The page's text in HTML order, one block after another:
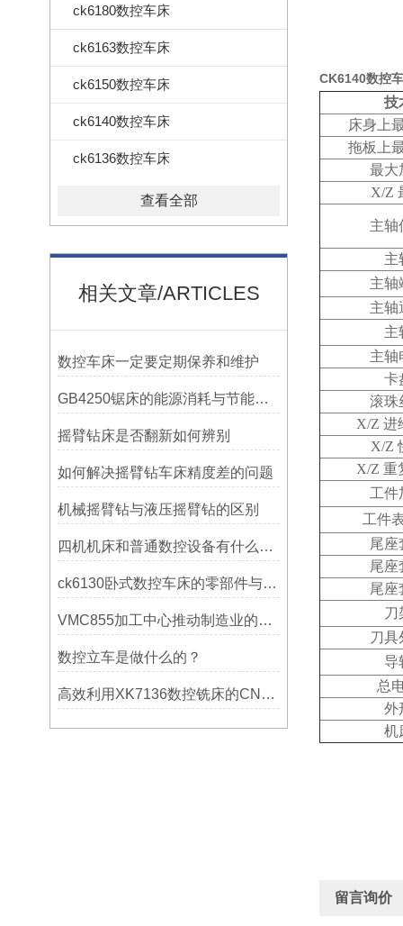
ck6180数控车床
ck6163数控车床
ck6150数控车床
ck6140数控车床
ck6136数控车床
查看全部
相关文章/ARTICLES
数控车床一定要定期保养和维护
GB4250锯床的能源消耗与节能措施
摇臂钻床是否翻新如何辨别
如何解决摇臂钻车床精度差的问题
机械摇臂钻与液压摇臂钻的区别
四机机床和普通数控设备有什么区别？
ck6130卧式数控车床的零部件与配置解析
VMC855加工中心推动制造业的发展
数控立车是做什么的？
高效利用XK7136数控铣床的CNC系统？
CK6140数控
技
床身上
拖板上
最大
X/Z
主轴
主
主轴
主轴
主
主轴
卡
滚珠
X/Z 进
X/Z
X/Z 重
工件
工件
尾座
尾座
尾座
刀
刀具
导
总
外
机
留言询价